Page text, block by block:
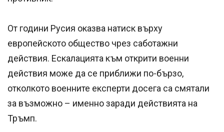
От години Русия оказва натиск върху
европейското общество чрез саботажни
действия. Ескалацията към открити военни
действия може да се приближи по-бързо,
отколкото военните експерти досега са смятали
за възможно – именно заради действията на
Тръмп.